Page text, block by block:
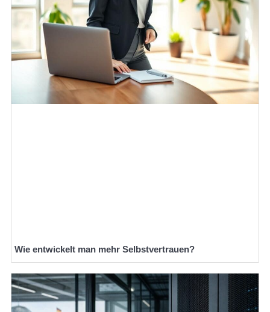
Wie entwickelt man mehr Selbstvertrauen?